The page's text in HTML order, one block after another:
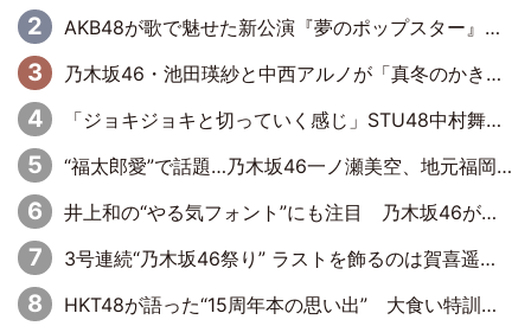
AKB48が歌で魅せた新公演『夢のポップスター』 初日から全身全霊のステージ
乃木坂46・池田瑛紗と中西アルノが「真冬のかき氷」騒動で火花散らす！ 因縁の裏にあるのは、逆境をともに“凌”ぐ似た者同士の絆
「ジョキジョキと切っていく感じ」STU48中村舞、新しい挑戦は自らの手で
“福太郎愛”で話題…乃木坂46一ノ瀬美空、地元福岡『めんべい25周年トップサポーター』に就任
井上和の“やる気フォント”にも注目 乃木坂46が挑んだ書道パフォーマンスの舞台裏
3号連続“乃木坂46祭り” ラストを飾るのは賀喜遥香…5年ぶりの登場に「5年分大人になった私を見ていただけたら」
HKT48が語った“15周年本の思い出” 大食い特訓・守護霊企画・制服グラビア…盛りだくさんの裏話